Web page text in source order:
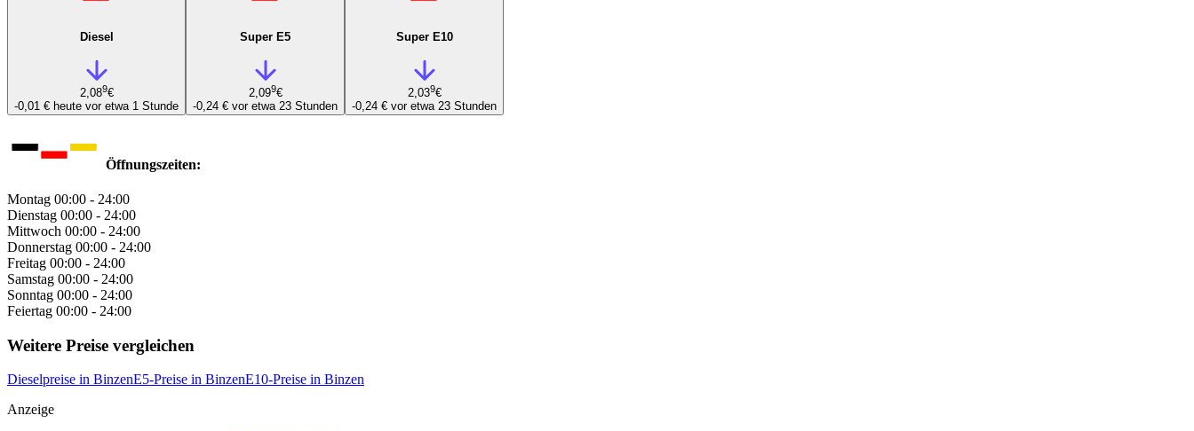
Diesel
2,089€
-0,01 € heute vor etwa 1 Stunde
Super E5
2,099€
-0,24 € vor etwa 23 Stunden
Super E10
2,039€
-0,24 € vor etwa 23 Stunden
Öffnungszeiten:
Montag 00:00 - 24:00
Dienstag 00:00 - 24:00
Mittwoch 00:00 - 24:00
Donnerstag 00:00 - 24:00
Freitag 00:00 - 24:00
Samstag 00:00 - 24:00
Sonntag 00:00 - 24:00
Feiertag 00:00 - 24:00
Weitere Preise vergleichen
Dieselpreise in BinzenE5-Preise in BinzenE10-Preise in Binzen
Anzeige